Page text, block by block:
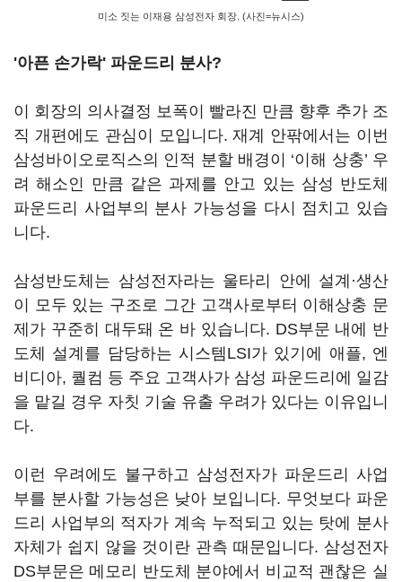
미소 짓는 이재용 삼성전자 회장. (사진=뉴시스)
'아픈 손가락' 파운드리 분사?
이 회장의 의사결정 보폭이 빨라진 만큼 향후 추가 조
직 개편에도 관심이 모입니다.재계 안팎에서는 이번
삼성바이오로직스의 인적 분할 배경이 ‘이해 상충’ 우
려 해소인 만큼 같은 과제를 안고 있는 삼성 반도체
파운드리 사업부의 분사 가능성을 다시 점치고 있습
니다.
삼성반도체는 삼성전자라는 울타리 안에 설계·생산
이 모두 있는 구조로 그간 고객사로부터 이해상충 문
제가 꾸준히 대두돼 온 바 있습니다. DS부문 내에 반
도체 설계를 담당하는 시스템LSI가 있기에 애플, 엔
비디아, 퀄컴 등 주요 고객사가 삼성 파운드리에 일감
을 맡길 경우 자칫 기술 유출 우려가 있다는 이유입니
다.
이런 우려에도 불구하고 삼성전자가 파운드리 사업
부를 분사할 가능성은 낮아 보입니다. 무엇보다 파운
드리 사업부의 적자가 계속 누적되고 있는 탓에 분사
자체가 쉽지 않을 것이란 관측 때문입니다. 삼성전자
DS부문은 메모리 반도체 분야에서 비교적 괜찮은 실